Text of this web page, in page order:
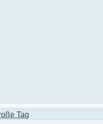
Tag